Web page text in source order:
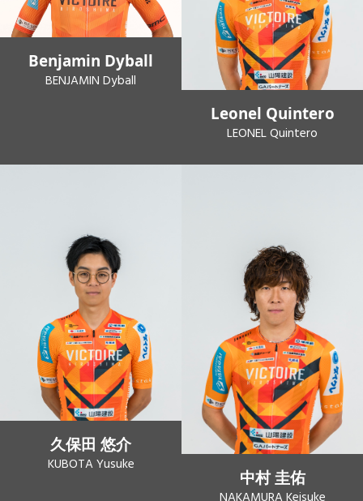
Benjamin Dyball
BENJAMIN Dyball
Leonel Quintero
LEONEL Quintero
久保田 悠介
KUBOTA Yusuke
中村 圭佑